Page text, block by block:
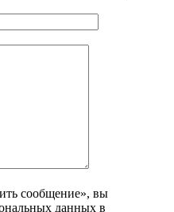
сообщение», вы
данных в